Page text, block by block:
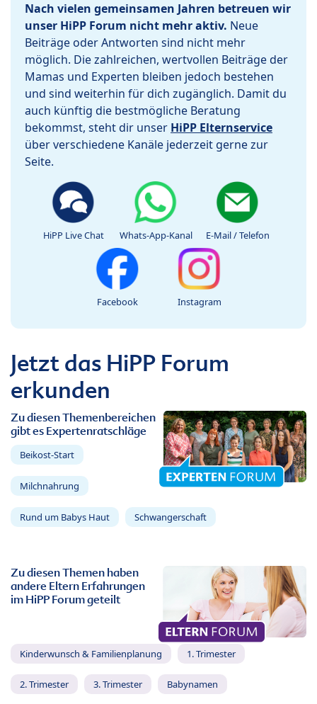
Nach vielen gemeinsamen Jahren betreuen wir
unser HiPP Forum nicht mehr aktiv. Neue
Beiträge oder Antworten sind nicht mehr
möglich. Die zahlreichen, wertvollen Beiträge der
Mamas und Experten bleiben jedoch bestehen
und sind weiterhin für dich zugänglich. Damit du
auch künftig die bestmögliche Beratung
bekommst, steht dir unser HiPP Elternservice
über verschiedene Kanäle jederzeit gerne zur
Seite.
HiPP Live Chat Whats-App-Kanal E-Mail / Telefon
Facebook Instagram
Jetzt das HiPP Forum
erkunden
Zu diesen Themenbereichen
gibt es Expertenratschläge
Beikost-Start
Milchnahrung
Rund um Babys Haut Schwangerschaft
Zu diesen Themen haben
andere Eltern Erfahrungen
im HiPP Forum geteilt
Kinderwunsch & Familienplanung 1. Trimester
2. Trimester 3. Trimester Babynamen